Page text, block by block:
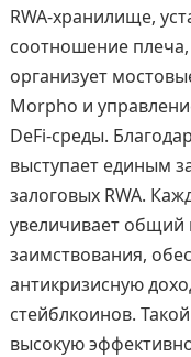
RWA-хранилище,
соотношение
организует
Morpho и
DeFi-среды.
выступает единым
залоговых RWA.
увеличивает
заимствования,
антикризисную
стейблкоинов.
высокую